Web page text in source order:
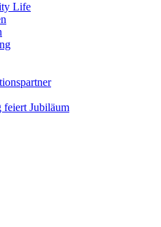
Life
Jubiläum